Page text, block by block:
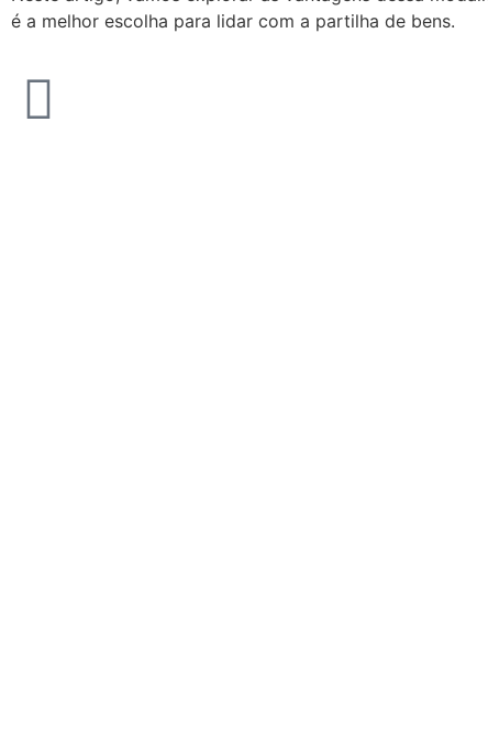
é a melhor escolha para lidar com a partilha de bens.